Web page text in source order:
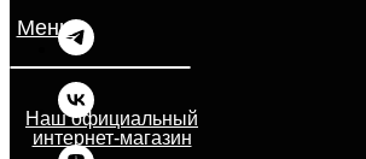
Меню
Наш официальный
интернет-магазин